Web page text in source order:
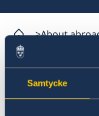
Samtycke
About
Assistance for
Consular and
South Africa